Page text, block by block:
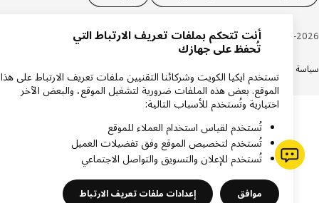
Inter IKEA Systems B.V. 1999-
الكوكيز
أنت تتحكم بملفات تعريف الارتباط التي
تُحفظ على جهازك
تستخدم ايكيا الكويت وشركائنا التقنيين ملفات تعريف الارتباط على هذا
الموقع. بعض هذه الملفات ضرورية لتشغيل الموقع، والبعض الآخر
اختيارية وتُستخدم للأسباب التالية:
تُستخدم لقياس استخدام العملاء للموقع
تُستخدم لتخصيص الموقع وفق تفضيلات العميل
تُستخدم للإعلان والتسويق والتواصل الاجتماعي
موافق إعدادات ملفات تعريف الارتباط